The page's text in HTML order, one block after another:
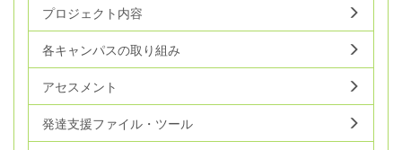
プロジェクト内容
各キャンパスの取り組み
アセスメント
発達支援ファイル・ツール